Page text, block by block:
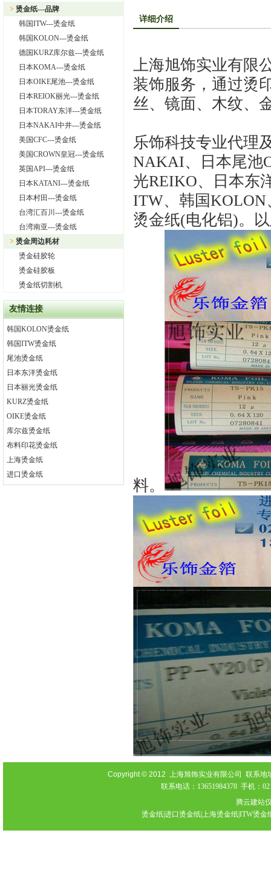
> 烫金纸---品牌
韩国ITW---烫金纸
韩国KOLON---烫金纸
德国KURZ库尔兹---烫金纸
日本KOMA---烫金纸
日本OIKE尾池---烫金纸
日本REIOK丽光---烫金纸
日本TORAY东洋---烫金纸
日本NAKAI中井---烫金纸
美国CFC---烫金纸
美国CROWN皇冠---烫金纸
英国API---烫金纸
日本KATANI---烫金纸
日本村田---烫金纸
台湾汇百川---烫金纸
台湾南亚---烫金纸
> 烫金周边耗材
烫金硅胶轮
烫金硅胶板
烫金纸切割机
友情连接
韩国KOLON烫金纸
韩国ITW烫金纸
尾池烫金纸
日本东洋烫金纸
日本丽光烫金纸
KURZ烫金纸
OIKE烫金纸
库尔兹烫金纸
布料印花烫金纸
上海烫金纸
进口烫金纸
详细介绍
上海旭饰实业有限
装饰服务，通过烫
丝、镜面、木纹、
乐饰科技专业代理
NAKAI、日本尾池
光REIKO、日本东
ITW、韩国KOLON
烫金纸(电化铝)。
料。
Copyright © 2012 上海旭饰实业有限公司 联系地
联系电话：13651984378 手机：
腾云建站
烫金纸|进口烫金纸|上海烫金纸|ITW烫